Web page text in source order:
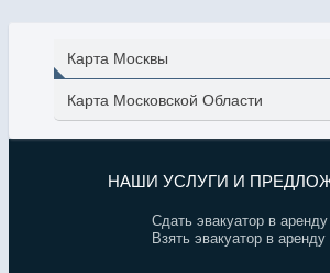
Карта Москвы
Карта Московской Области
НАШИ УСЛУГИ И
Сдать эвакуатор в аренду
Взять эвакуатор в аренду